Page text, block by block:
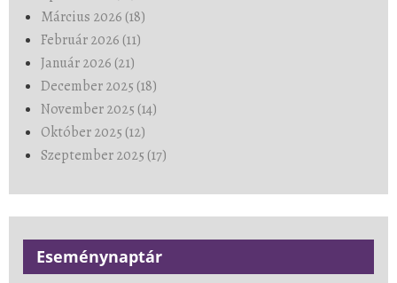
Március 2026 (18)
Február 2026 (11)
Január 2026 (21)
December 2025 (18)
November 2025 (14)
Október 2025 (12)
Szeptember 2025 (17)
Eseménynaptár